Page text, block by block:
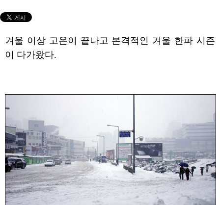
겨울 이상 고온이 끝나고 본격적인 겨울 한파 시즌
이 다가왔다.